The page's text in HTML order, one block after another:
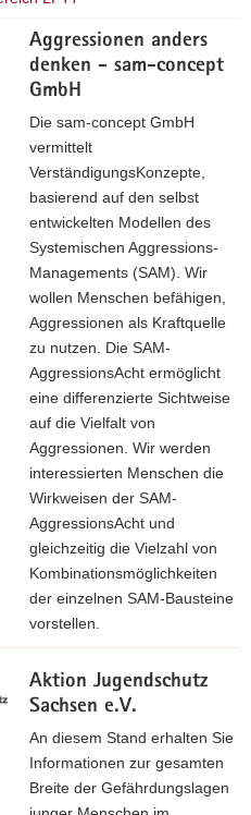
Aggressionen anders
denken - sam-concept
GmbH
Die sam-concept GmbH
vermittelt
VerständigungsKonzepte,
basierend auf den selbst
entwickelten Modellen des
Systemischen Aggressions-
Managements (SAM). Wir
wollen Menschen befähigen,
Aggressionen als Kraftquelle
zu nutzen. Die SAM-
AggressionsAcht ermöglicht
eine differenzierte Sichtweise
auf die Vielfalt von
Aggressionen. Wir werden
interessierten Menschen die
Wirkweisen der SAM-
AggressionsAcht und
gleichzeitig die Vielzahl von
Kombinationsmöglichkeiten
der einzelnen SAM-Bausteine
vorstellen.
Aktion Jugendschutz
Sachsen e.V.
An diesem Stand erhalten Sie
Informationen zur gesamten
Breite der Gefährdungslagen